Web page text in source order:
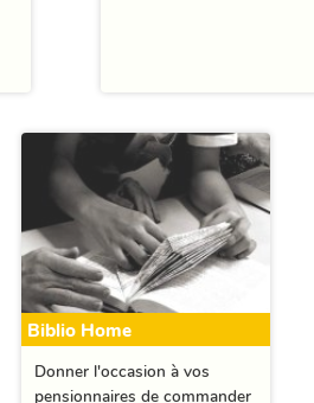
Biblio Home
Donner l'occasion à vos
pensionnaires de commander